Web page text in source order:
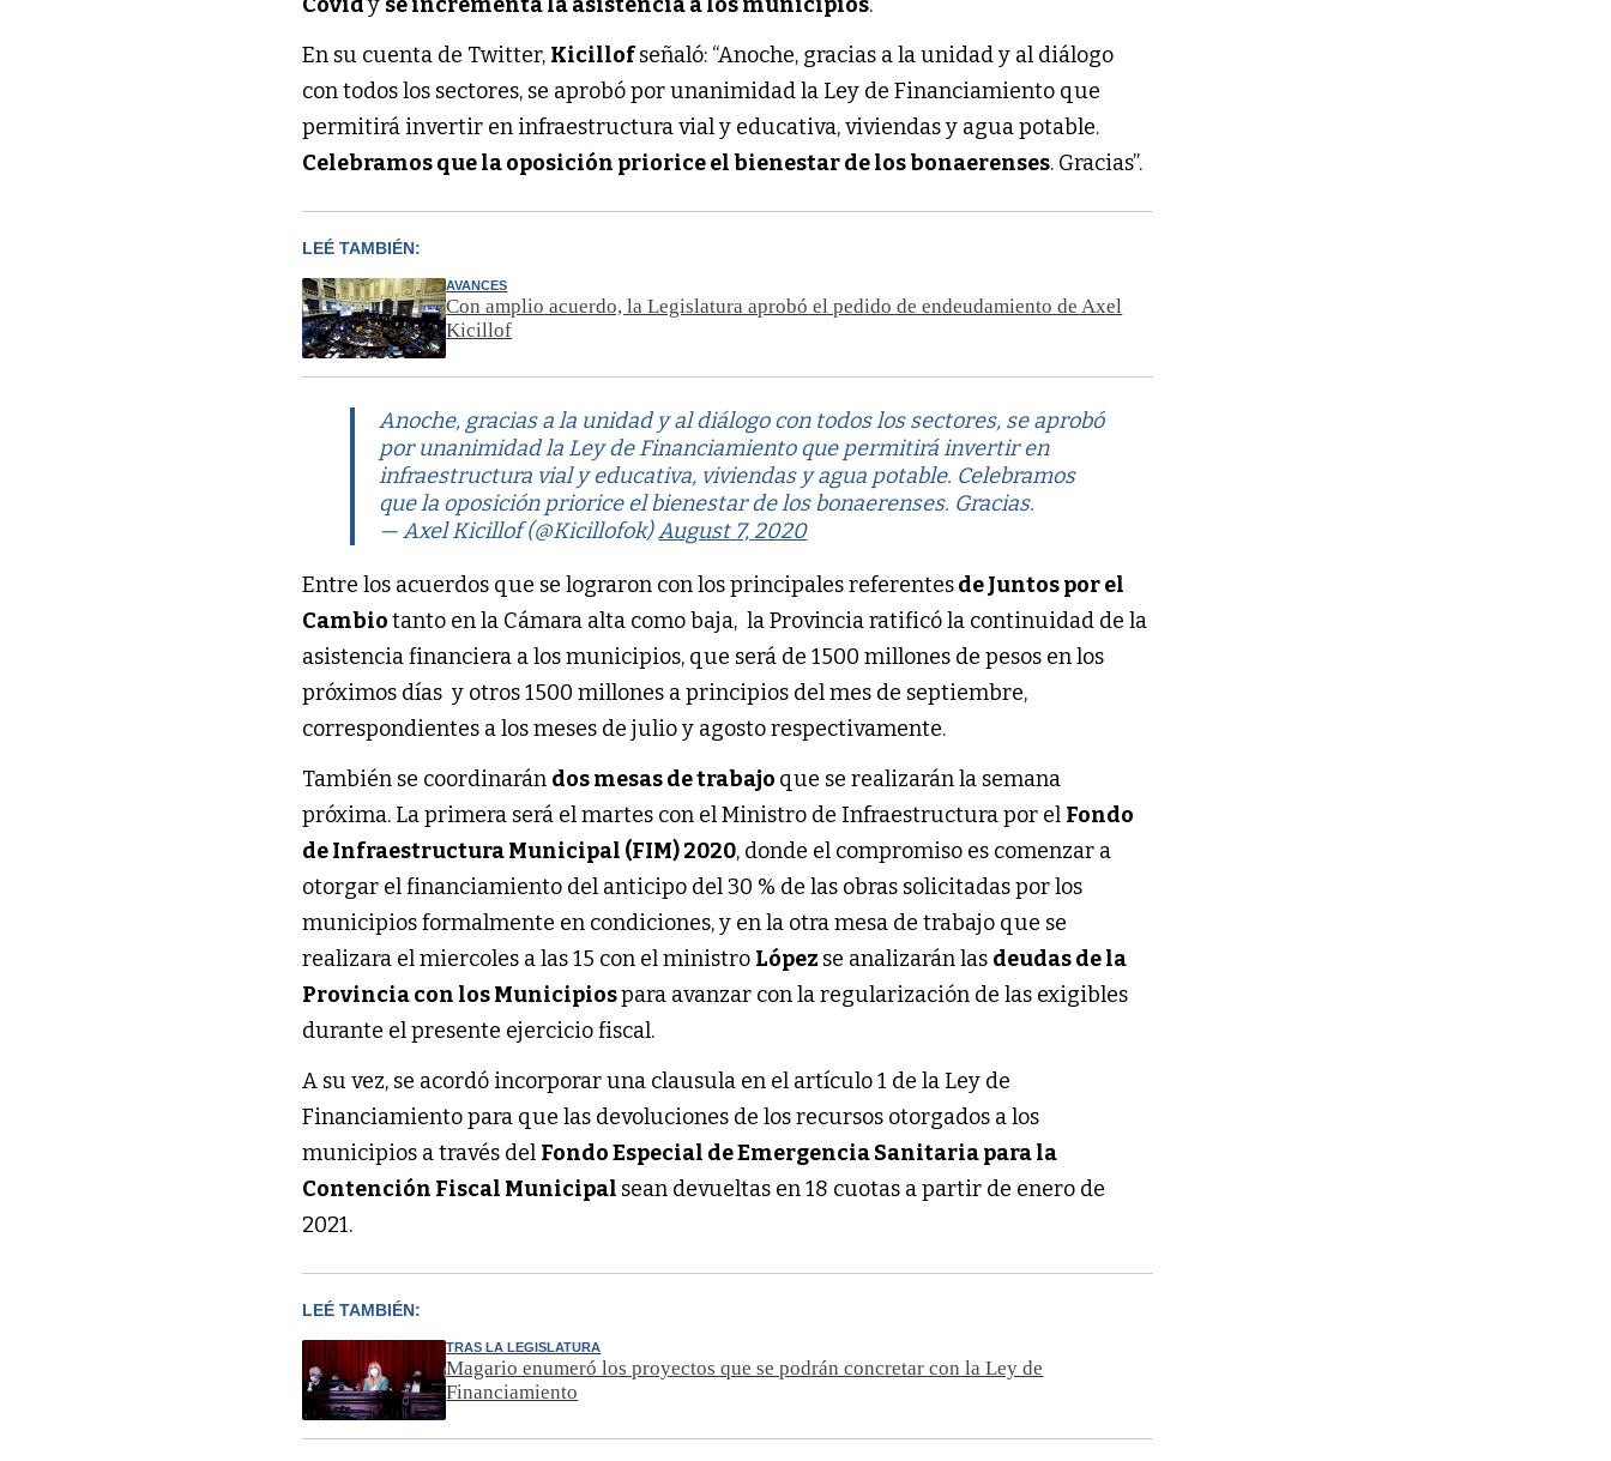
En su cuenta de Twitter, Kicillofseñaló: “Anoche, gracias a la unidad y al diálogo
con todos los sectores, se aprobó por unanimidad la Ley de Financiamiento que
permitirá invertir en infraestructura vial y educativa, viviendas y agua potable.
Celebramos que la oposición priorice el bienestar de los bonaerenses. Gracias”.
LEÉ TAMBIÉN:
AVANCES
Con amplio acuerdo, la Legislatura aprobó el pedido de endeudamiento de Axel
Kicillof
Anoche, gracias a la unidad y al diálogo con todos los sectores, se aprobó
por unanimidad la Ley de Financiamiento que permitirá invertir en
infraestructura vial y educativa, viviendas y agua potable. Celebramos
que la oposición priorice el bienestar de los bonaerenses. Gracias.
— Axel Kicillof (@Kicillofok)August 7, 2020
Entre los acuerdos que se lograron con los principales referentesde Juntos por el
Cambiotanto en la Cámara alta como baja, la Provincia ratificó la continuidad de la
asistencia financiera a los municipios, que será de 1500 millones de pesos en los
próximos días y otros 1500 millones a principios del mes de septiembre,
correspondientes a los meses de julio y agosto respectivamente.
También se coordinarán dos mesas de trabajo que se realizarán la semana
próxima. La primera será el martes con el Ministro de Infraestructura por el Fondo
de Infraestructura Municipal (FIM) 2020, donde el compromiso es comenzar a
otorgar el financiamiento del anticipo del 30 % de las obras solicitadas por los
municipios formalmente en condiciones, y en la otra mesa de trabajo que se
realizara el miercoles a las 15 con el ministro López se analizarán las deudas de la
Provincia con los Municipiospara avanzar con la regularización de las exigibles
durante el presente ejercicio fiscal.
A su vez, se acordó incorporar una clausula en el artículo 1 de la Ley de
Financiamiento para que las devoluciones de los recursos otorgados a los
municipios a través del Fondo Especial de Emergencia Sanitaria para la
Contención Fiscal Municipal sean devueltas en 18 cuotas a partir de enero de
2021.
LEÉ TAMBIÉN:
TRAS LA LEGISLATURA
Magario enumeró los proyectos que se podrán concretar con la Ley de
Financiamiento